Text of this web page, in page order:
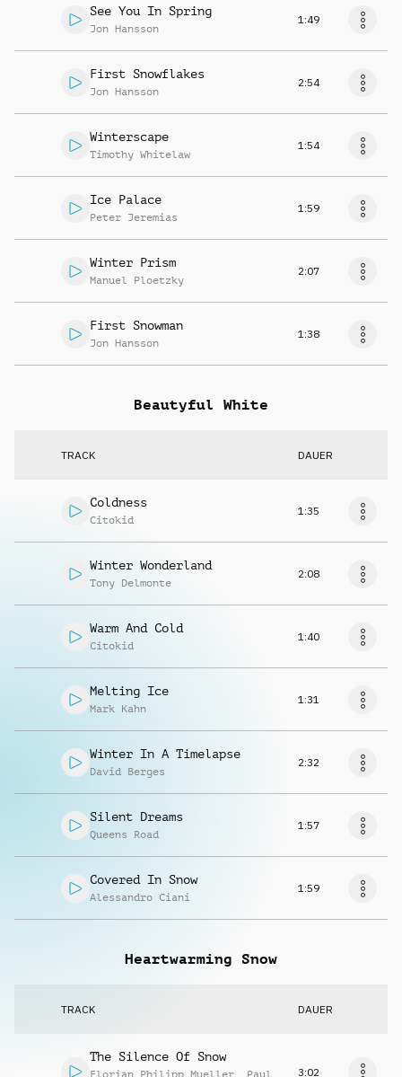
See You In Spring
Jon Hansson
1:49
First Snowflakes
Jon Hansson
2:54
Winterscape
Timothy Whitelaw
1:54
Ice Palace
Peter Jeremias
1:59
Winter Prism
Manuel Ploetzky
2:07
First Snowman
Jon Hansson
1:38
Beautyful White
TRACK DAUER
Coldness
Citokid
1:35
Winter Wonderland
Tony Delmonte
2:08
Warm And Cold
Citokid
1:40
Melting Ice
Mark Kahn
1:31
Winter In A Timelapse
David Berges
2:32
Silent Dreams
Queens Road
1:57
Covered In Snow
Alessandro Ciani
1:59
Heartwarming Snow
TRACK DAUER
The Silence Of Snow
Florian Philipp Mueller Paul 3:02